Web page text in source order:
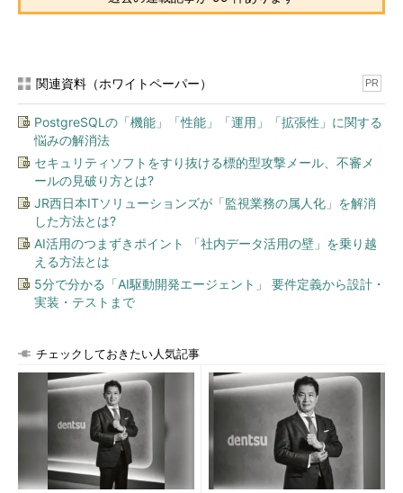
関連資料（ホワイトペーパー） PR
PostgreSQLの「機能」「性能」「運用」「拡張性」に関する
悩みの解消法
セキュリティソフトをすり抜ける標的型攻撃メール、不審メ
ールの見破り方とは?
JR西日本ITソリューションズが「監視業務の属人化」を解消
した方法とは?
AI活用のつまずきポイント 「社内データ活用の壁」を乗り越
える方法とは
5分で分かる「AI駆動開発エージェント」 要件定義から設計・
実装・テストまで
チェックしておきたい人気記事